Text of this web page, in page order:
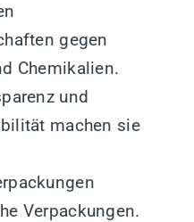
gegen
Chemikalien.
und
machen sie
Verpackungen.